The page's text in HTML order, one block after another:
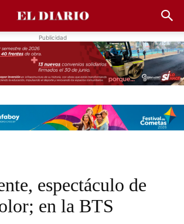
Publicidad
espectáculo de
en la BTS